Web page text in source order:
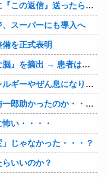
【困惑】マチアプで会う約束した相手に『この返信』送ったらブロックされたんやが…
、スーパーにも導入へ
備を正式表明
【速報】京大病院、手術ミスで『正常な脳』を摘出 → 患者は自発呼吸不可能な植物状態に
【衝撃】農村地域で育った子どもがアレルギーやぜん息になりにくい『農場効果』を引き起こす細菌が判明
【豊臣兄弟！】ペニシリンさえあれば与一郎助かったのか・・・？
い・・・・
じゃなかった・・・？
いいのか？